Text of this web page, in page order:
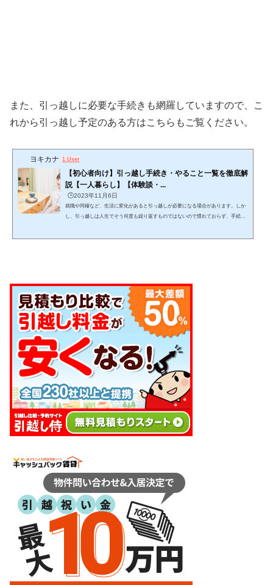
また、引っ越しに必要な手続きも網羅していますので、こ
れから引っ越し予定のある方はこちらもご覧ください。
ヨキカナ 1 User
【初心者向け】引っ越し手続き・やること一覧を徹底解
説【一人暮らし】【体験談・...
🕒️2023年11月6日
就職や同棲など、生活に変化があると引っ越しが必要になる場合があります。しか
し、引っ越しは人生でそう何度も繰り返すものではないので慣れておらず、手続き